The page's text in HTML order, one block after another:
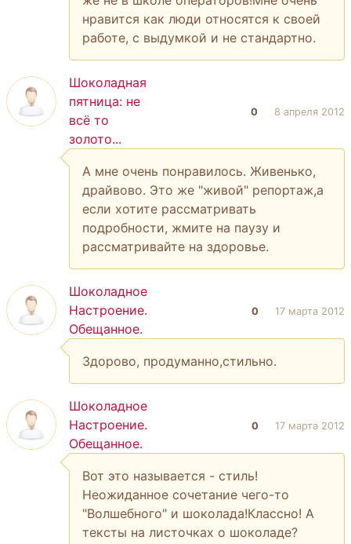
нравится как люди относятся к своей
работе, с выдумкой и не стандартно.
Шоколадная
пятница: не
всё то
золото...
0 8 апреля 2012
А мне очень понравилось. Живенько,
драйвово. Это же "живой" репортаж,а
если хотите рассматривать
подробности, жмите на паузу и
рассматривайте на здоровье.
Шоколадное
Настроение.
Обещанное.
0 17 марта 2012
Здорово, продуманно,стильно.
Шоколадное
Настроение.
Обещанное.
0 17 марта 2012
Вот это называется - стиль!
Неожиданное сочетание чего-то
"Волшебного" и шоколада!Классно! А
тексты на листочках о шоколаде?